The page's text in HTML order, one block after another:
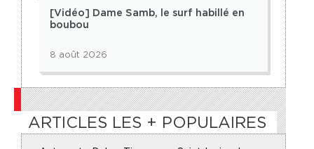
[Vidéo] Dame Samb, le surf habillé en
boubou
8 août 2026
ARTICLES LES + POPULAIRES